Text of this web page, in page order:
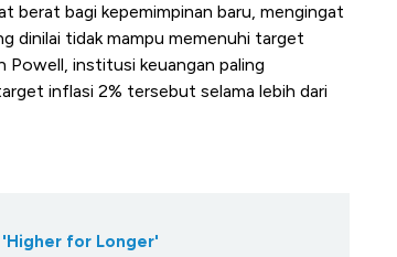
berat bagi kepemimpinan baru, mengingat
dinilai tidak mampu memenuhi target
Powell, institusi keuangan paling
inflasi 2% tersebut selama lebih dari
'Higher for Longer'